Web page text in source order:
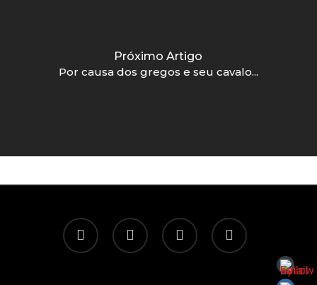
Próximo Artigo
Por causa dos gregos e seu cavalo...
twitter facebook linkedin email